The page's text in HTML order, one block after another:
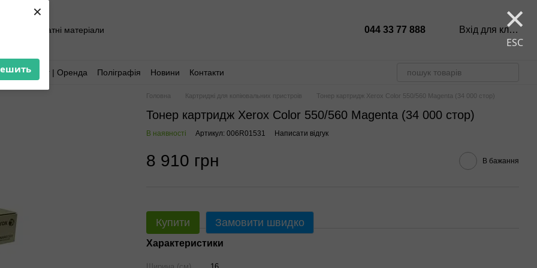
× ×
ESC
та витратні матеріали 044 33 77 888 Вхід для клієнтів
Аутсорсинг | Оренда Поліграфія Новини Контакти
Головна Картриджі для копіювальних пристроів Тонер картридж Xerox Color 550/560 Magenta (34 000 стор)
Тонер картридж Xerox Color 550/560 Magenta (34 000 стор)
В наявності Артикул: 006R01531 Написати відгук
8 910 грн В бажання
Купити Замовити швидко
Характеристики